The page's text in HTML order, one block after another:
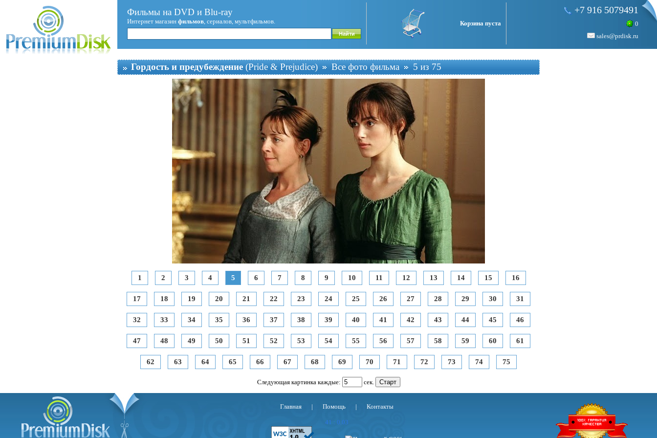
Фильмы на DVD и Blu-ray
Интернет магазин фильмов, сериалов, мультфильмов. Корзина пуста
+7 916 5079491
0
sales@prdisk.ru
Гордость и предубеждение (Pride & Prejudice) Все фото фильма 5 из 75
1 2 3 4 5 6 7 8 9 10 11 12 13 14 15 16
17 18 19 20 21 22 23 24 25 26 27 28 29 30 31
32 33 34 35 36 37 38 39 40 41 42 43 44 45 46
47 48 49 50 51 52 53 54 55 56 57 58 59 60 61
62 63 64 65 66 67 68 69 70 71 72 73 74 75
Следующая картинка каждые: сек.
Главная | Помощь | Контакты
41 : 0.03